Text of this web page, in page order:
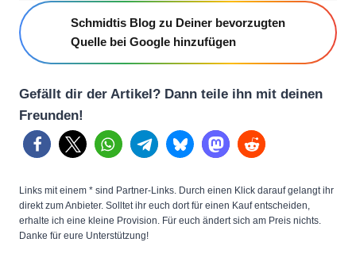
m
r
i
e
V
Schmidtis Blog zu Deiner bevorzugten
Quelle bei Google hinzufügen
Gefällt dir der Artikel? Dann teile ihn mit deinen
Freunden!
Links mit einem * sind Partner-Links. Durch einen Klick darauf gelangt ihr
direkt zum Anbieter. Solltet ihr euch dort für einen Kauf entscheiden,
erhalte ich eine kleine Provision. Für euch ändert sich am Preis nichts.
Danke für eure Unterstützung!